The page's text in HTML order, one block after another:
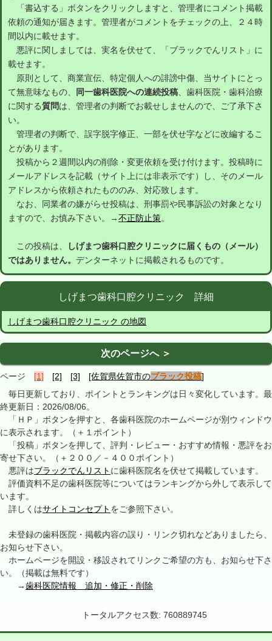
「書込する」ボタンをクリックしますと、管理者にコメント掲載
依頼の通知が届きます。管理者がコメントをチェックの上、２４時
間以内に載せます。
悪評に関しましては、実名を伏せて、「ブラックでんリスト」に
載せます。
原則として、商業宣伝、特定個人への誹謗中傷、当サイトにとっ
て無意味なもの、
同一歯科医院への連続投稿、歯科医院・歯科治療
に関する質問は、管理者の判断でお載せしませんので、ご了承下さ
い。
管理者の判断で、誤字脱字修正、一部を伏せ字などに改編するこ
とがあります。
投稿から２週間以内の削除・変更依頼を受け付けます。投稿時に
メールアドレスを記載（サイト上には非表示です）し、そのメール
アドレスから依頼されたもののみ、対応致します。
なお、同業者の嫌がらせ投稿は、刑事罰や民事訴訟の対象となり
ますので、お慎み下さい。→不正防止策。
この投稿は、
しげまつ歯科口腔クリニックに届くもの（メール）
ではありません。 デンターネットに掲載されるものです。
しげまつ歯科口腔クリニック 詳細
しげまつ歯科口腔クリニック の地図
次のページへ ＞
ページ [1] [2] [3] [佐賀県佐賀市のブラック投稿]
毎日更新しており、ポイントとランキングは日々変化しています。最
終更新日：2026/08/06。
「ＨＰ」ボタンを押すと、各歯科医院のホームページが別ウィンドウ
に表示されます。（＋１ポイント）
「投稿」ボタンを押して、評判・レビュー・おすすめ情報・悪評をお
寄せ下さい。（＋２００／－４００ポイント）
悪評はブラックでんリスト に歯科医院名を伏せて掲載しています。
評価資料不足の歯科医院等についてはランキングから外して表示して
います。
詳しくはサイトコンセプト をご参照下さい。
未登録の歯科医院・掲載内容の誤り・リンク切れなどありましたら、
お知らせ下さい。
ホームページを開設・移設されてリンクご希望の方も、お知らせ下さ
い。（掲載は無料です）
→歯科医院情報 追加・修正・削除
トータルアクセス数: 760889745